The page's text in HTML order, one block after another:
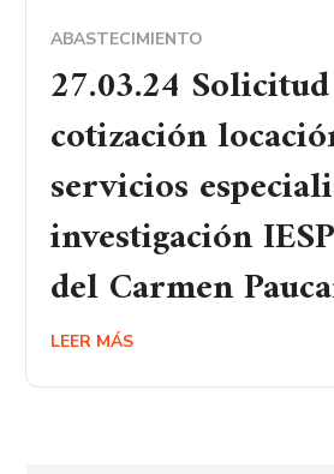
ABASTECIMIENTO
27.03.24
cotización
servicios
investigación
del Carmen
LEER MÁS